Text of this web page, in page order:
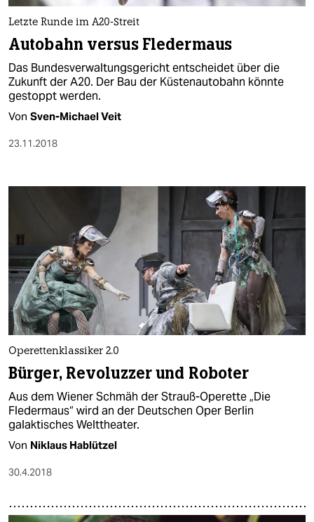
Letzte Runde im A20-Streit
Autobahn versus Fledermaus
Das Bundesverwaltungsgericht entscheidet über die
Zukunft der A20. Der Bau der Küstenautobahn könnte
gestoppt werden.
Von Sven-Michael Veit
23.11.2018
Operettenklassiker 2.0
Bürger, Revoluzzer und Roboter
Aus dem Wiener Schmäh der Strauß-Operette „Die
Fledermaus“ wird an der Deutschen Oper Berlin
galaktisches Welttheater.
Von Niklaus Hablützel
30.4.2018